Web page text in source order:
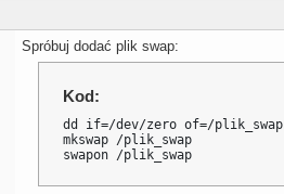
Spróbuj dodać plik swap:
Kod:
dd if=/dev/zero of=/plik_swap
mkswap /plik_swap
swapon /plik_swap